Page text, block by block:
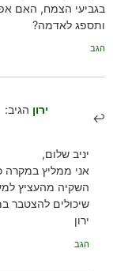
בגביעי הצמח, האם
ותספג לאדמה?
הגב
ירון הגיב:
יניב שלום,
אני ממליץ במקרה
השקיה מהעציץ
שיכולים להצטבר
ירון
הגב